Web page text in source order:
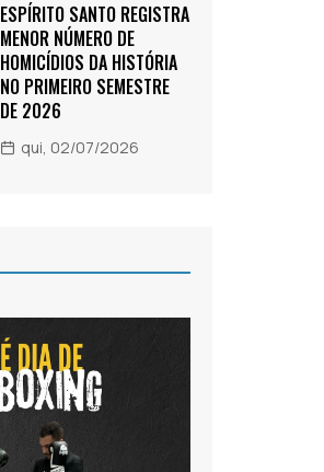
ESPÍRITO SANTO REGISTRA
MENOR NÚMERO DE
HOMICÍDIOS DA HISTÓRIA
NO PRIMEIRO SEMESTRE
DE 2026
qui, 02/07/2026